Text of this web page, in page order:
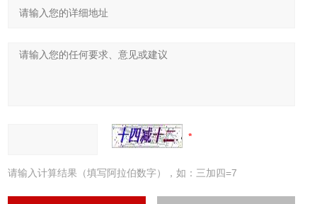
请输入计算结果（填写阿拉伯数字），如：三加四=7